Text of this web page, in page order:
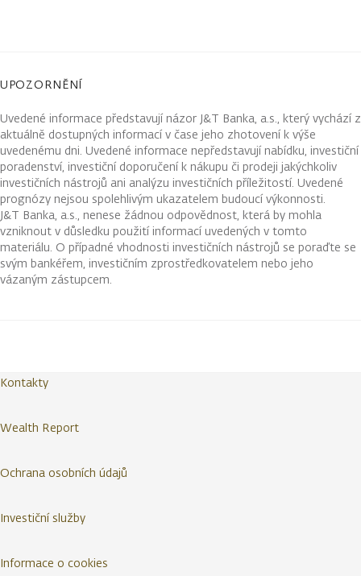
UPOZORNĚNÍ
Uvedené informace představují názor J&T Banka, a.s., který vychází z
aktuálně dostupných informací v čase jeho zhotovení k výše
uvedenému dni. Uvedené informace nepředstavují nabídku, investiční
poradenství, investiční doporučení k nákupu či prodeji jakýchkoliv
investičních nástrojů ani analýzu investičních příležitostí. Uvedené
prognózy nejsou spolehlivým ukazatelem budoucí výkonnosti.
J&T Banka, a.s., nenese žádnou odpovědnost, která by mohla
vzniknout v důsledku použití informací uvedených v tomto
materiálu. O případné vhodnosti investičních nástrojů se poraďte se
svým bankéřem, investičním zprostředkovatelem nebo jeho
vázaným zástupcem.
Kontakty
Wealth Report
Ochrana osobních údajů
Investiční služby
Informace o cookies